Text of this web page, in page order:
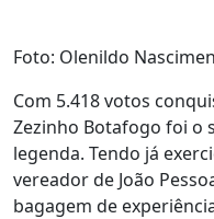
Foto: Olenildo
Com 5.418 votos
Zezinho Botafogo foi o
legenda. Tendo já
vereador de João
bagagem de